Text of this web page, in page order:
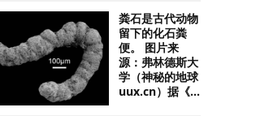
粪石是古代动物
留下的化石粪
便。 图片来
源：弗林德斯大
学（神秘的地球
uux.cn）据《...